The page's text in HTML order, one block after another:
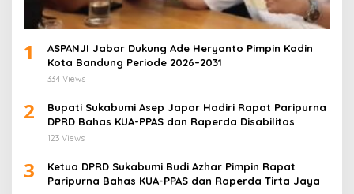
1
ASPANJI Jabar Dukung Ade Heryanto Pimpin Kadin
Kota Bandung Periode 2026–2031
334 Views
2
Bupati Sukabumi Asep Japar Hadiri Rapat Paripurna
DPRD Bahas KUA-PPAS dan Raperda Disabilitas
123 Views
3
Ketua DPRD Sukabumi Budi Azhar Pimpin Rapat
Paripurna Bahas KUA-PPAS dan Raperda Tirta Jaya